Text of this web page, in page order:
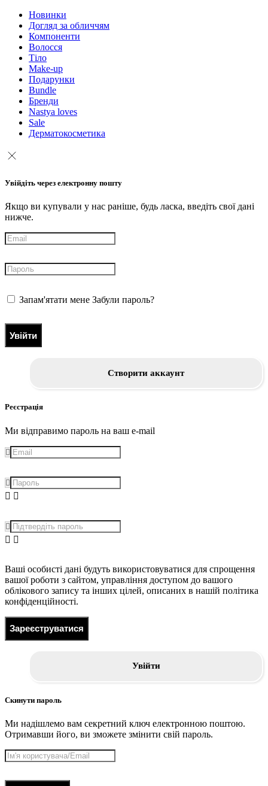
Новинки
Догляд за обличчям
Компоненти
Волосся
Тіло
Make-up
Подарунки
Bundle
Бренди
Nastya loves
Sale
Дерматокосметика
Увійдіть через електронну пошту
Якщо ви купували у нас раніше, будь ласка, введіть свої дані
нижче.
Запам'ятати мене Забули пароль?
Увійти
Створити аккаунт
Реєстрація
Ми відправимо пароль на ваш e-mail
Ваші особисті дані будуть використовуватися для спрощення
вашої роботи з сайтом, управління доступом до вашого
облікового запису та інших цілей, описаних в нашій політика
конфіденційності.
Зареєструватися
Увійти
Скинути пароль
Ми надішлемо вам секретний ключ електронною поштою.
Отримавши його, ви зможете змінити свій пароль.